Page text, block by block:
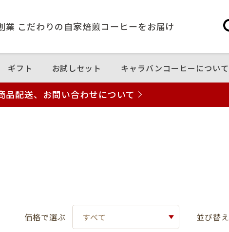
業 こだわりの⾃家焙煎コーヒーをお届け
ギフト お試しセット キャラバンコーヒーについて
品配送、お問い合わせについて
価格で選ぶ すべて 並び替え